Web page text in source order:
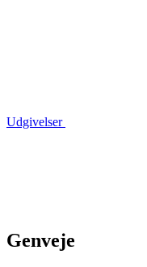
Udgivelser
Genveje